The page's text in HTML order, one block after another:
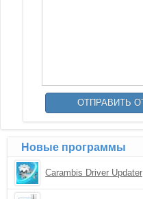
Новые программы
Carambis Driver Updater